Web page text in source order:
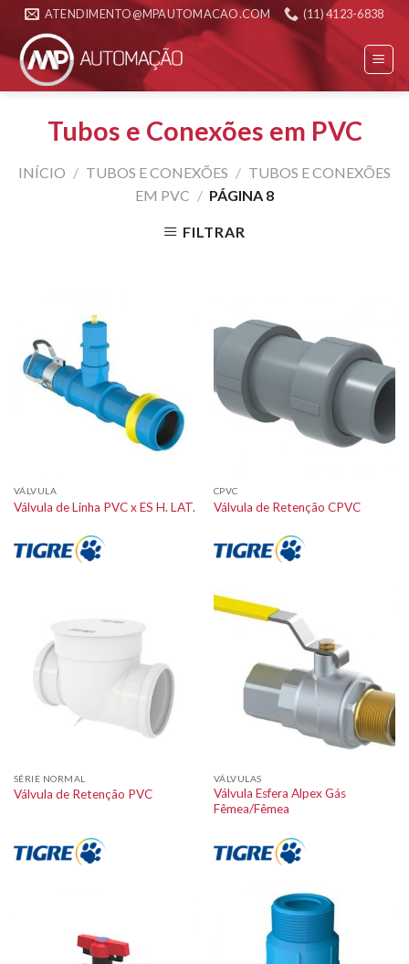
Skip
content
ATENDIMENTO@MPAUTOMACAO.COM (11) 4123-6838
Tubos e Conexões em PVC
INÍCIO / TUBOS E CONEXÕES / TUBOS E CONEXÕES
EM PVC / PÁGINA 8
FILTRAR
VÁLVULA
Válvula de Linha PVC x ES H. LAT.
CPVC
Válvula de Retenção CPVC
SÉRIE NORMAL
Válvula de Retenção PVC
VÁLVULAS
Válvula Esfera Alpex Gás
Fêmea/Fêmea